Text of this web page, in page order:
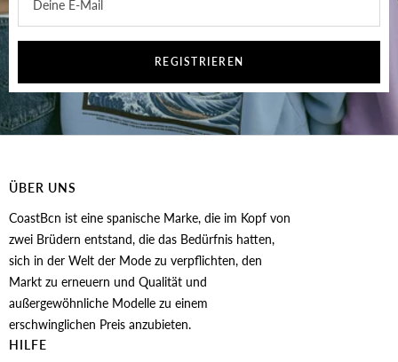
Deine E-Mail
REGISTRIEREN
ÜBER UNS
CoastBcn ist eine spanische Marke, die im Kopf von
zwei Brüdern entstand, die das Bedürfnis hatten,
sich in der Welt der Mode zu verpflichten, den
Markt zu erneuern und Qualität und
außergewöhnliche Modelle zu einem
erschwinglichen Preis anzubieten.
HILFE